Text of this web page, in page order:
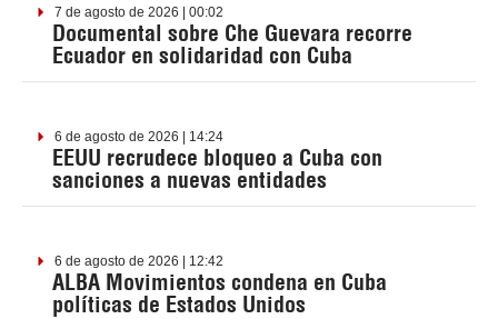
7 de agosto de 2026 | 00:02
Documental sobre Che Guevara recorre
Ecuador en solidaridad con Cuba
6 de agosto de 2026 | 14:24
EEUU recrudece bloqueo a Cuba con
sanciones a nuevas entidades
6 de agosto de 2026 | 12:42
ALBA Movimientos condena en Cuba
políticas de Estados Unidos